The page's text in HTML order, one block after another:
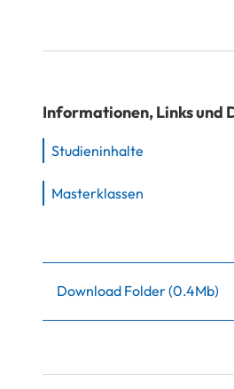
Informationen, Links und
Studieninhalte
Masterklassen
Download Folder(0.4Mb)